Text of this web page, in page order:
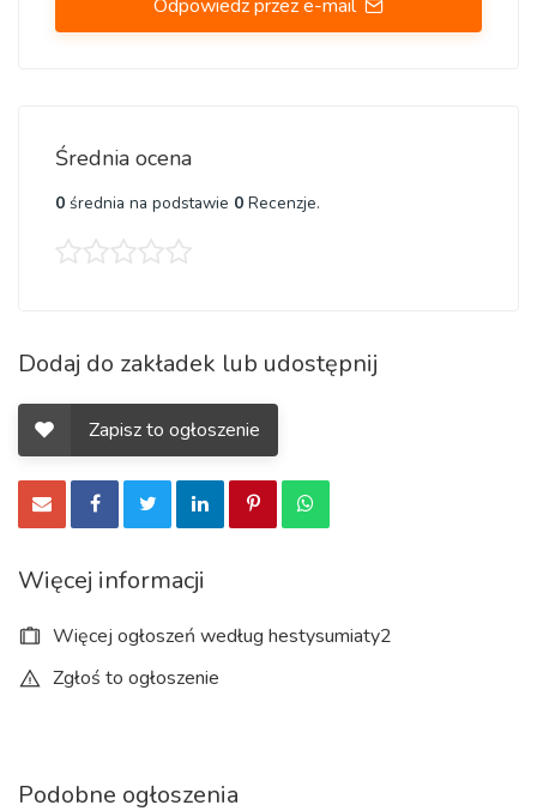
Odpowiedz przez e-mail
Średnia ocena
0 średnia na podstawie 0 Recenzje.
Dodaj do zakładek lub udostępnij
Zapisz to ogłoszenie
Więcej informacji
Więcej ogłoszeń według hestysumiaty2
Zgłoś to ogłoszenie
Podobne ogłoszenia